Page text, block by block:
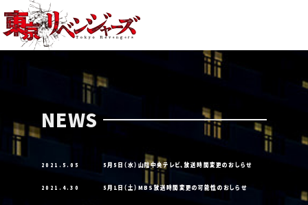
NEWS
STORY
PRODUCT
NEWS
2021.5.05 5月5日（水）山陰中央テレビ、放送時間変更のおしらせ
2021.4.30 5月1日（土）MBS放送時間変更の可能性のおしらせ